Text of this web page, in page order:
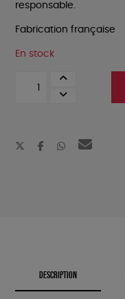
responsable.
Fabrication française
En stock
DESCRIPTION